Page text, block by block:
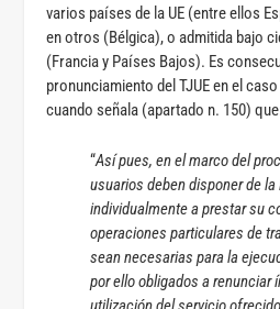
varios países de la UE (entre ellos
en otros (Bélgica), o admitida bajo
(Francia y Países Bajos). Es
pronunciamiento del TJUE en el
cuando señala (apartado n. 150)
“Así pues, en el marco del
usuarios deben disponer de
individualmente a prestar su
operaciones particulares de
sean necesarias para la
por ello obligados a renunciar